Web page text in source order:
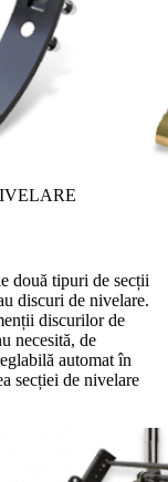
două tipuri de secții
discuri de nivelare.
discurilor de
necesită, de
automat în
secției de nivelare